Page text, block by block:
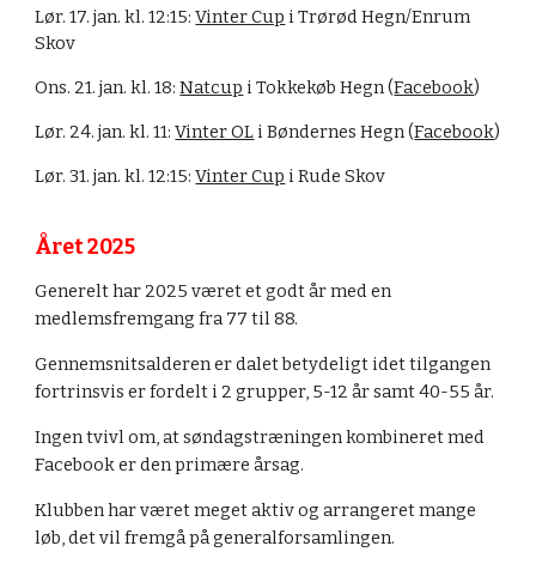
Lør. 17. jan. kl. 12:15:Vinter Cup i Trørød Hegn/Enrum
Skov
Ons. 21. jan. kl. 18:Natcup i Tokkekøb Hegn (Facebook)
Lør. 24. jan. kl. 11:Vinter OL i Bøndernes Hegn (Facebook)
Lør. 31. jan. kl. 12:15:Vinter Cup i Rude Skov
Året 2025
Generelt har 2025 været et godt år med en
medlemsfremgang fra 77 til 88.
Gennemsnitsalderen er dalet betydeligt idet tilgangen
fortrinsvis er fordelt i 2 grupper, 5-12 år samt 40-55 år.
Ingen tvivl om, at søndagstræningen kombineret med
Facebook er den primære årsag.
Klubben har været meget aktiv og arrangeret mange
løb, det vil fremgå på generalforsamlingen.